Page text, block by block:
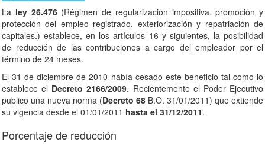
La ley 26.476(Régimen de regularización impositiva, promoción y
protección del empleo registrado, exteriorización y repatriación de
capitales.) establece, en los artículos 16 y siguientes, la posibilidad
de reducción de las contribuciones a cargo del empleador por el
término de 24 meses.
El 31 de diciembre de 2010 había cesado este beneficio tal como lo
establece el Decreto 2166/2009. Recientemente el Poder Ejecutivo
publico una nueva norma (Decreto 68 B.O. 31/01/2011) que extiende
su vigencia desde el 01/01/2011 hasta el 31/12/2011.
Porcentaje de reducción